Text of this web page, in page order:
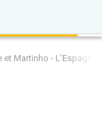
et Martinho -